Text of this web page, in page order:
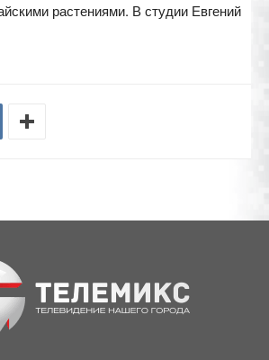
растениями. В студии Евгений